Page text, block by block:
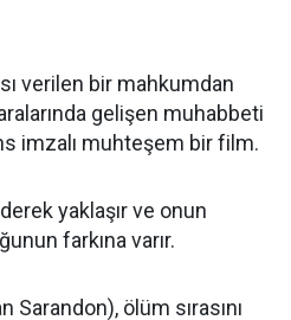
verilen bir mahkumdan
gelişen muhabbeti
imzalı muhteşem bir film.
yaklaşır ve onun
farkına varır.
ölüm sırasını